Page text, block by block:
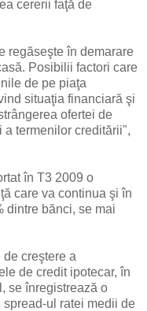
cererii faţă de
regăseşte în demarare
Posibilii factori care
de pe piaţa
situaţia financiară şi
ofertei de
a termenilor creditării",
în T3 2009 o
care va continua şi în
dintre bănci, se mai
creştere a
de credit ipotecar, în
se înregistrează o
ul ratei medii de